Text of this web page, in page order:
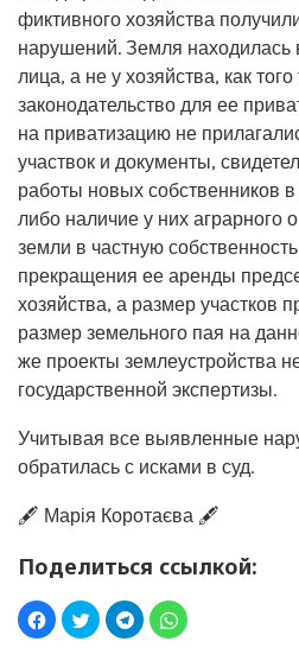
фиктивного хозяйства
нарушений. Земля находилась
лица, а не у хозяйства, как того
законодательство для ее
на приватизацию не
участвок и документы,
работы новых собственников в
либо наличие у них аграрного
земли в частную
прекращения ее аренды
хозяйства, а размер участков
размер земельного пая на
же проекты землеустройства
государственной экспертизы.
Учитывая все выявленные
обратилась с исками в суд.
🖋️ Марія Коротаєва 🖋️
Поделиться ссылкой: